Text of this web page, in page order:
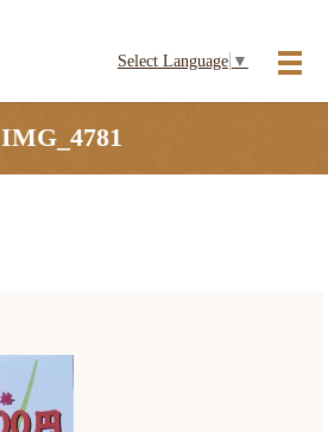
Select Language ▼
メ
IMG_4781